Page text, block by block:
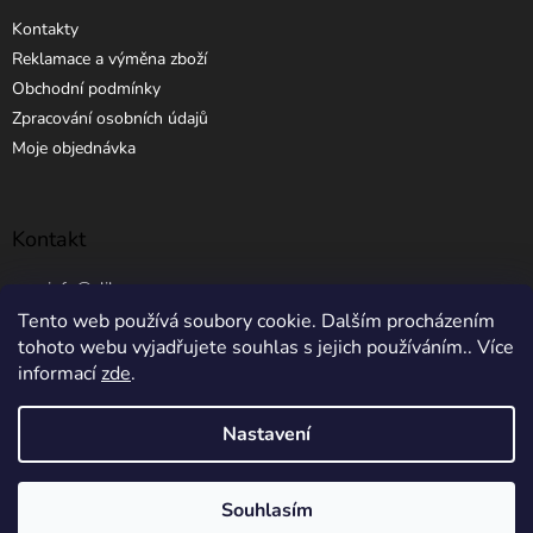
Tento web používá soubory cookie. Dalším procházením
tohoto webu vyjadřujete souhlas s jejich používáním.. Více
informacízde.
Nastavení
Souhlasím
Kontakty
Reklamace a výměna zboží
Obchodní podmínky
Zpracování osobních údajů
Moje objednávka
Kontakt
info @ elibros.cz
+420 734 184 444
eLibros.cz. Všechna práva vyhrazena.